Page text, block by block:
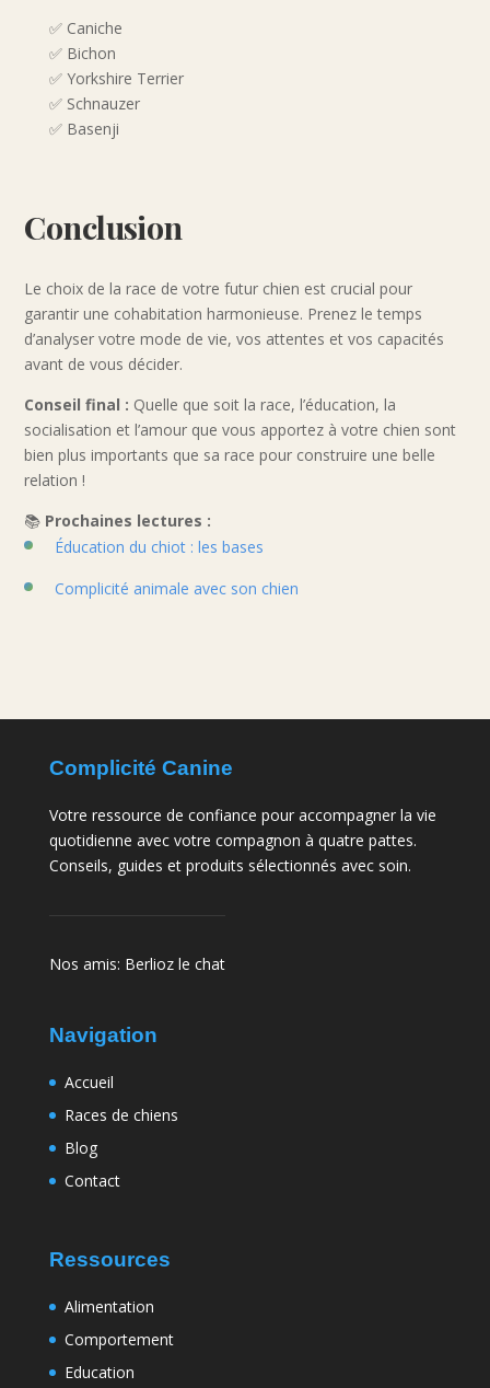
✅ Caniche
✅ Bichon
✅ Yorkshire Terrier
✅ Schnauzer
✅ Basenji
Conclusion
Le choix de la race de votre futur chien est crucial pour
garantir une cohabitation harmonieuse. Prenez le temps
d’analyser votre mode de vie, vos attentes et vos capacités
avant de vous décider.
Conseil final : Quelle que soit la race, l’éducation, la
socialisation et l’amour que vous apportez à votre chien sont
bien plus importants que sa race pour construire une belle
relation !
📚 Prochaines lectures :
Éducation du chiot : les bases
Complicité animale avec son chien
Complicité Canine
Votre ressource de confiance pour accompagner la vie
quotidienne avec votre compagnon à quatre pattes.
Conseils, guides et produits sélectionnés avec soin.
Nos amis: Berlioz le chat
Navigation
Accueil
Races de chiens
Blog
Contact
Ressources
Alimentation
Comportement
Education